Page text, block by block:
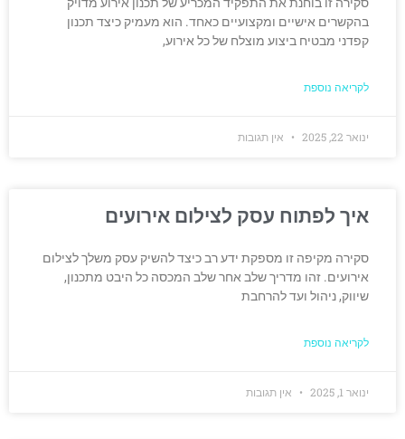
סקירה זו בוחנת את התפקיד המכריע של תכנון אירוע מדויק
בהקשרים אישיים ומקצועיים כאחד. הוא מעמיק כיצד תכנון
קפדני מבטיח ביצוע מוצלח של כל אירוע,
לקריאה נוספת
ינואר 22, 2025 אין תגובות
איך לפתוח עסק לצילום אירועים
סקירה מקיפה זו מספקת ידע רב כיצד להשיק עסק משלך לצילום
אירועים. זהו מדריך שלב אחר שלב המכסה כל היבט מתכנון,
שיווק, ניהול ועד להרחבת
לקריאה נוספת
ינואר 1, 2025 אין תגובות